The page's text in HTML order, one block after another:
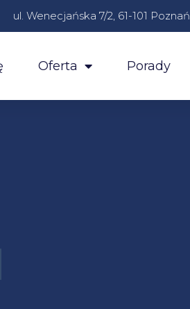
ul. Wenecjańska 7/2, 61-101 Poznań
Oferta Porady